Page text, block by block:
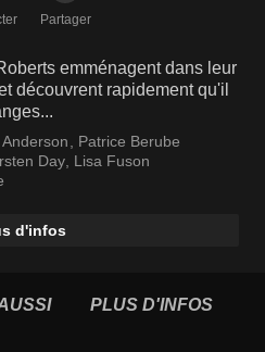
Partager
emménagent dans leur
découvrent rapidement qu'il
Patrice Berube
Day Lisa Fuson
d'infos
PLUS D'INFOS